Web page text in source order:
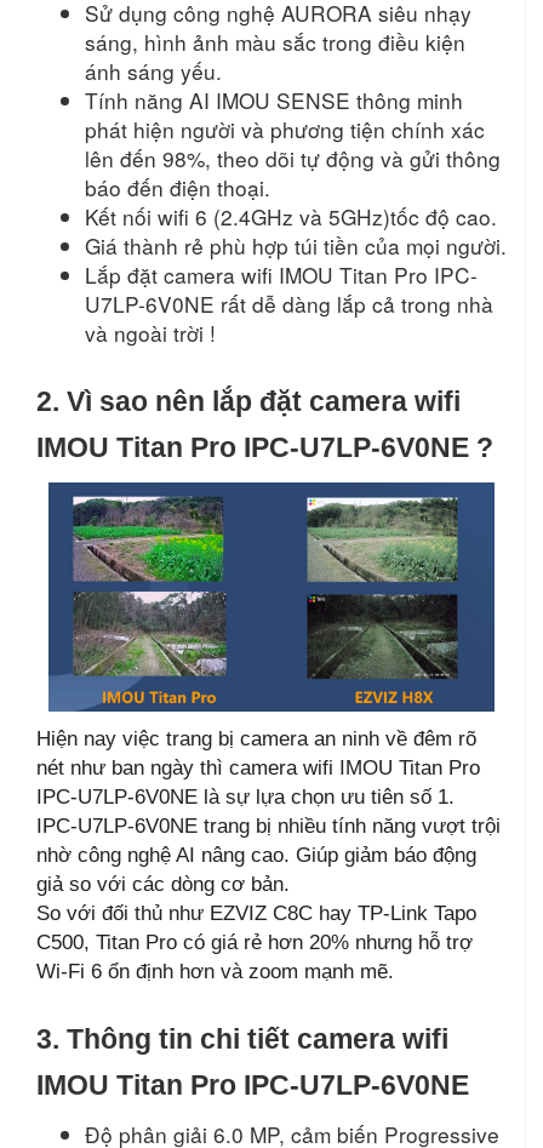
Sử dụng công nghệ AURORA siêu nhạy
sáng, hình ảnh màu sắc trong điều kiện
ánh sáng yếu.
Tính năng AI IMOU SENSE thông minh
phát hiện người và phương tiện chính xác
lên đến 98%, theo dõi tự động và gửi thông
báo đến điện thoại.
Kết nối wifi 6 (2.4GHz và 5GHz)tốc độ cao.
Giá thành rẻ phù hợp túi tiền của mọi người.
Lắp đặt camera wifi IMOU Titan Pro IPC-
U7LP-6V0NE rất dễ dàng lắp cả trong nhà
và ngoài trời !
2. Vì sao nên lắp đặt camera wifi
IMOU Titan Pro IPC-U7LP-6V0NE ?
Hiện nay việc trang bị camera an ninh về đêm rõ
nét như ban ngày thì camera wifi IMOU Titan Pro
IPC-U7LP-6V0NE là sự lựa chọn ưu tiên số 1.
IPC-U7LP-6V0NE trang bị nhiều tính năng vượt trội
nhờ công nghệ AI nâng cao. Giúp giảm báo động
giả so với các dòng cơ bản.
So với đối thủ như EZVIZ C8C hay TP-Link Tapo
C500, Titan Pro có giá rẻ hơn 20% nhưng hỗ trợ
Wi-Fi 6 ổn định hơn và zoom mạnh mẽ.
3. Thông tin chi tiết camera wifi
IMOU Titan Pro IPC-U7LP-6V0NE
Độ phân giải 6.0 MP, cảm biến Progressive